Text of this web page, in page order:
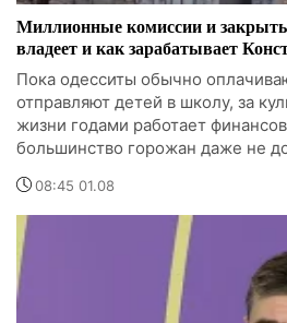
Миллионные комиссии и
владеет и как зарабатывает
Пока одесситы обычно
отправляют детей в школу, за
жизни годами работает
большинство горожан даже не
08:45 01.08